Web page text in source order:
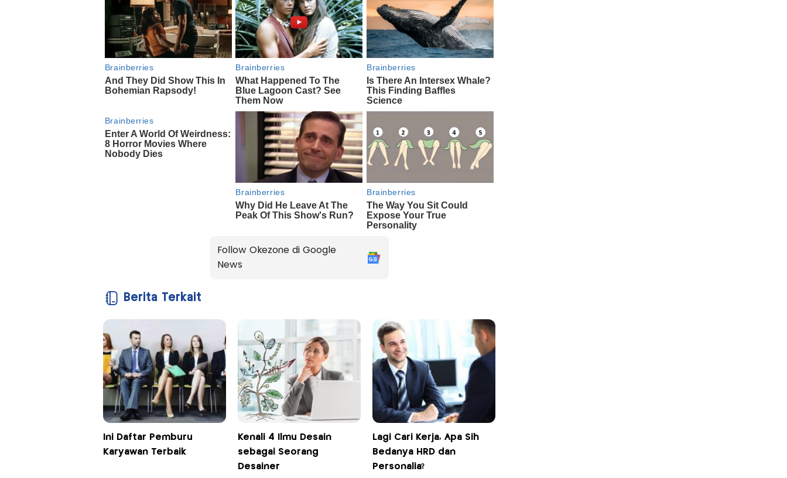
Follow Okezone di Google
News
Berita Terkait
Ini Daftar Pemburu
Karyawan Terbaik
Kenali 4 Ilmu Desain
sebagai Seorang
Desainer
Lagi Cari Kerja, Apa Sih
Bedanya HRD dan
Personalia?